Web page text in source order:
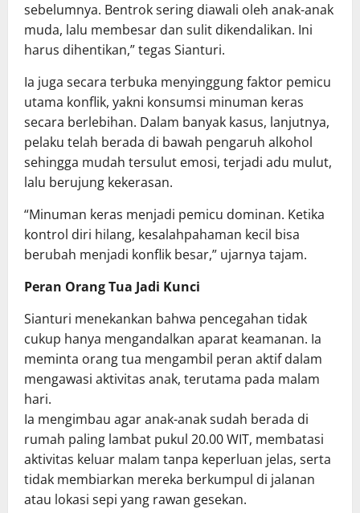
sebelumnya. Bentrok sering diawali oleh anak-anak
muda, lalu membesar dan sulit dikendalikan. Ini
harus dihentikan,” tegas Sianturi.
Ia juga secara terbuka menyinggung faktor pemicu
utama konflik, yakni konsumsi minuman keras
secara berlebihan. Dalam banyak kasus, lanjutnya,
pelaku telah berada di bawah pengaruh alkohol
sehingga mudah tersulut emosi, terjadi adu mulut,
lalu berujung kekerasan.
“Minuman keras menjadi pemicu dominan. Ketika
kontrol diri hilang, kesalahpahaman kecil bisa
berubah menjadi konflik besar,” ujarnya tajam.
Peran Orang Tua Jadi Kunci
Sianturi menekankan bahwa pencegahan tidak
cukup hanya mengandalkan aparat keamanan. Ia
meminta orang tua mengambil peran aktif dalam
mengawasi aktivitas anak, terutama pada malam
hari.
Ia mengimbau agar anak-anak sudah berada di
rumah paling lambat pukul 20.00 WIT, membatasi
aktivitas keluar malam tanpa keperluan jelas, serta
tidak membiarkan mereka berkumpul di jalanan
atau lokasi sepi yang rawan gesekan.